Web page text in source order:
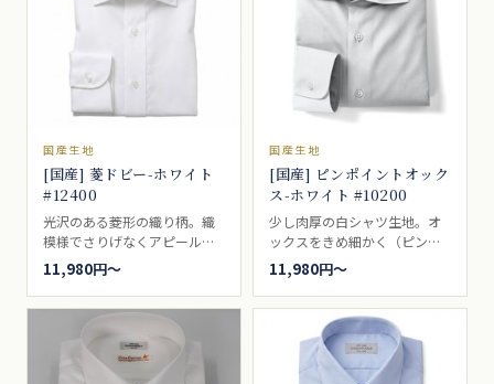
国産生地
[国産] 菱ドビー-ホワイト
#12400
光沢のある菱形の織り柄。織
模様でさりげなくアピール肌
触りがよくにおすすめ。ビジ
ネスシャツ向き。
11,980円〜
国産生地
[国産] ピンポイントオック
ス-ホワイト #10200
少し肉厚の白シャツ生地。オ
ックスをきめ細かく（ピンポ
イント）したシャツの代表的
なシャツ生地の一つ。ピンポ
イントオックスまたはピンオ
ックスと言われています。細
かいオックスフォードとし
て、ブロードとオックスフォ
ードの中間を求められる方に
11,980円〜